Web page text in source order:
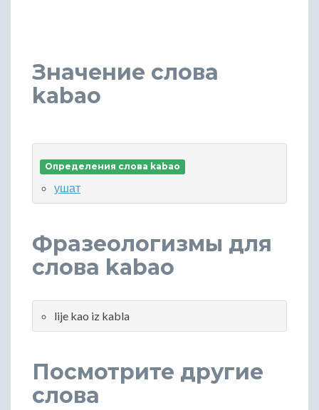
Значение слова
kabao
Определения слова kabao
ушат
Фразеологизмы для
слова kabao
lije kao iz kabla
Посмотрите другие
слова